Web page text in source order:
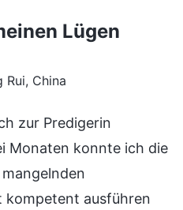
Lügen
Rui, China
zur Predigerin
Monaten konnte ich die
kompetent ausführen